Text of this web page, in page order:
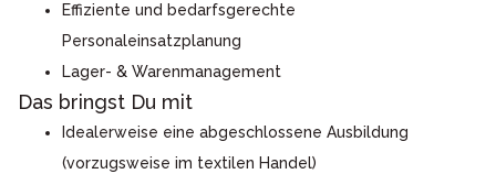
Effiziente und bedarfsgerechte
Personaleinsatzplanung
Lager- & Warenmanagement
Das bringst Du mit
Idealerweise eine abgeschlossene Ausbildung
(vorzugsweise im textilen Handel)